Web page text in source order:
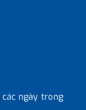
ngày trong